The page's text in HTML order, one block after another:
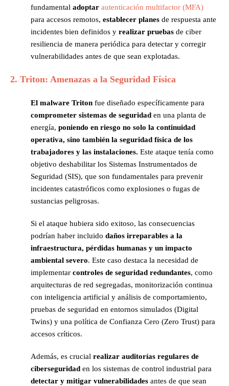
fundamental adoptar autenticación multifactor (MFA)
para accesos remotos, establecer planes de respuesta ante
incidentes bien definidos y realizar pruebas de ciber
resiliencia de manera periódica para detectar y corregir
vulnerabilidades antes de que sean explotadas.
2. Triton: Amenazas a la Seguridad Física
El malware Triton fue diseñado específicamente para
comprometer sistemas de seguridad en una planta de
energía, poniendo en riesgo no solo la continuidad
operativa, sino también la seguridad física de los
trabajadores y las instalaciones. Este ataque tenía como
objetivo deshabilitar los Sistemas Instrumentados de
Seguridad (SIS), que son fundamentales para prevenir
incidentes catastróficos como explosiones o fugas de
sustancias peligrosas.
Si el ataque hubiera sido exitoso, las consecuencias
podrían haber incluido daños irreparables a la
infraestructura, pérdidas humanas y un impacto
ambiental severo. Este caso destaca la necesidad de
implementar controles de seguridad redundantes, como
arquitecturas de red segregadas, monitorización continua
con inteligencia artificial y análisis de comportamiento,
pruebas de seguridad en entornos simulados (Digital
Twins) y una política de Confianza Cero (Zero Trust) para
accesos críticos.
Además, es crucial realizar auditorías regulares de
ciberseguridad en los sistemas de control industrial para
detectar y mitigar vulnerabilidades antes de que sean